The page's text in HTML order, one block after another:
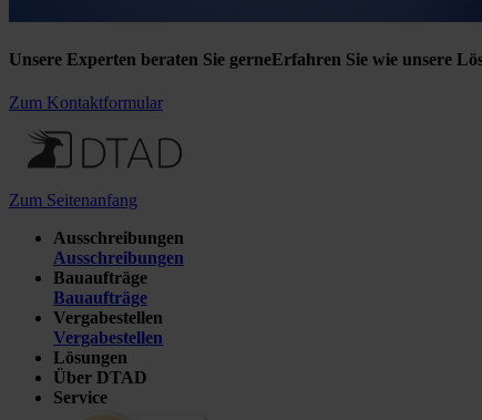
Unsere Experten beraten Sie gerneErfahren Sie wie unsere
Zum Kontaktformular
Zum Seitenanfang
Ausschreibungen
Ausschreibungen
Bauaufträge
Bauaufträge
Vergabestellen
Vergabestellen
Lösungen
Über DTAD
Service